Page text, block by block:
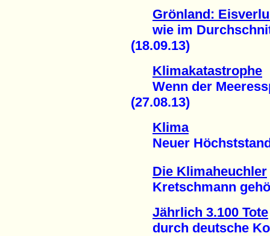
Grönland:
wie im
(18.09.13)
Klimakatastrophe
Wenn der
(27.08.13)
Klima
Neuer
Die Klimaheuchler
Kretschmann
Jährlich 3.100 Tote
durch deutsche